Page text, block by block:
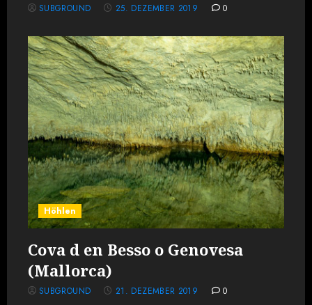
SUBGROUND 25. DEZEMBER 2019 0
Höhlen
Cova d en Besso o Genovesa
(Mallorca)
SUBGROUND 21. DEZEMBER 2019 0